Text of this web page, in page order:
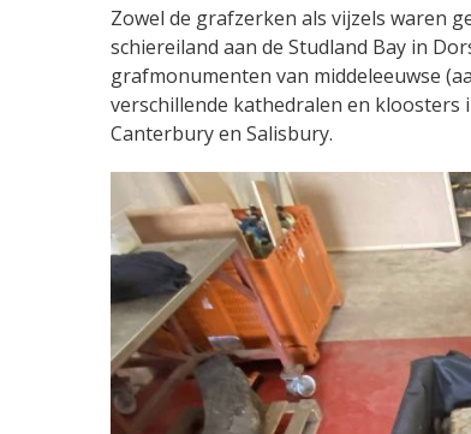
Zowel de grafzerken als vijzels waren
schiereiland aan de Studland Bay in
grafmonumenten van middeleeuwse
verschillende kathedralen en kloosters
Canterbury en Salisbury.